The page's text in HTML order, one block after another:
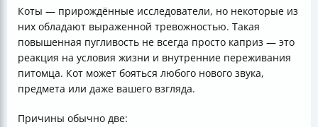
Коты — прирождённые исследователи, но некоторые из
них обладают выраженной тревожностью. Такая
повышенная пугливость не всегда просто каприз — это
реакция на условия жизни и внутренние переживания
питомца. Кот может бояться любого нового звука,
предмета или даже вашего взгляда.
Причины обычно две: